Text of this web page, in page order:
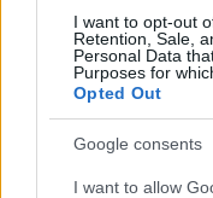
I want to opt-out
Retention, Sale,
Personal Data
Purposes for
Opted Out
Google consents
I want to allow
- Nymburk
köszönhetően
csehországi
iskola
erősítésében is